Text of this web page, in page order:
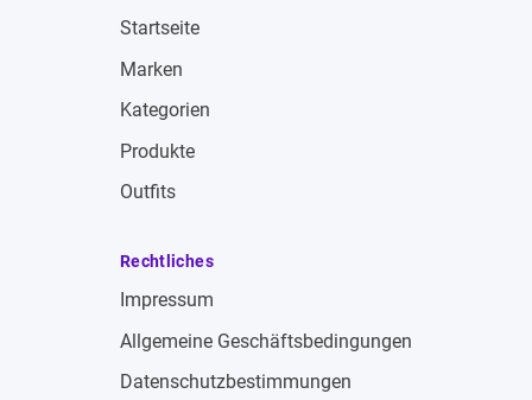
Startseite
Marken
Kategorien
Produkte
Outfits
Rechtliches
Impressum
Allgemeine Geschäftsbedingungen
Datenschutzbestimmungen